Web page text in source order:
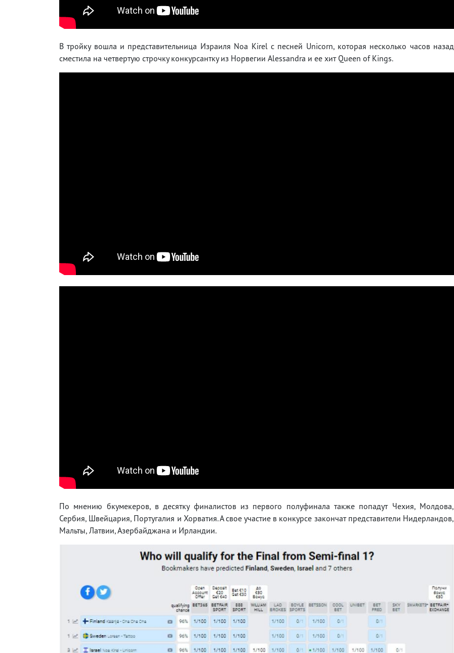
В тройку вошла и представительница Израиля Noa Kirel с песней Unicorn, которая несколько часов назад
сместила на четвертую строчку конкурсантку из Норвегии Alessandra и ее хит Queen of Kings.
По мнению бкумекеров, в десятку финалистов из первого полуфинала также попадут Чехия, Молдова,
Сербия, Швейцария, Португалия и Хорватия. А свое участие в конкурсе закончат представители Нидерландов,
Мальты, Латвии, Азербайджана и Ирландии.